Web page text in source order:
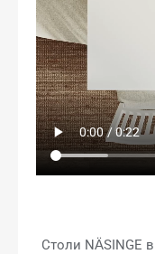
Столи NÄSINGE